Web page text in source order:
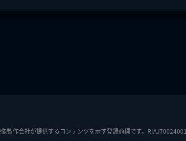
製作会社が提供するコンテンツを示す登録商標です。RIAJ70024001